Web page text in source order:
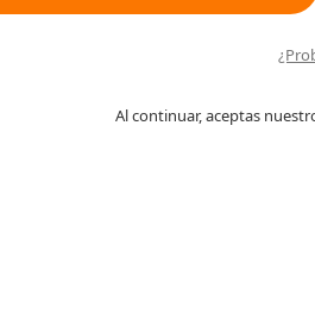
Al continuar, aceptas